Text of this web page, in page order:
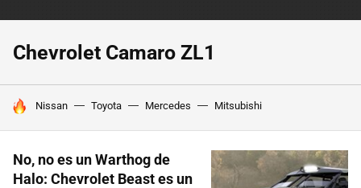
Chevrolet Camaro ZL1
HOY SE HABLA DE
Nissan Toyota Mercedes Mitsubishi
No, no es un Warthog de
Halo: Chevrolet Beast es un